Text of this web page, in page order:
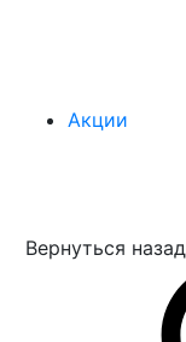
Акции
Вернуться назад